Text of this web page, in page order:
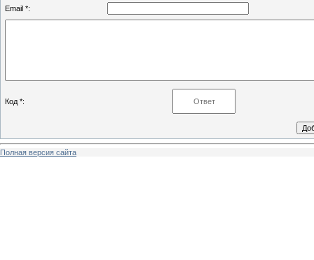
Email *:
Код *:
Полная версия сайта